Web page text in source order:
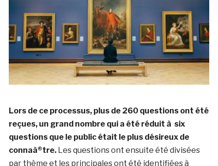
Lors de ce processus, plus de 260 questions ont été
reçues, un grand nombre qui a été réduit à six
questions que le public était le plus désireux de
connaà®tre.Les questions ont ensuite été divisées
par thème et les principales ont été identifiées à